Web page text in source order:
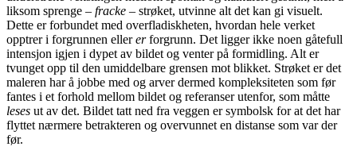
liksom sprenge – fracke – strøket, utvinne alt det kan gi visuelt.
Dette er forbundet med overfladiskheten, hvordan hele verket
opptrer i forgrunnen ellererforgrunn. Det ligger ikke noen gåtefull
intensjon igjen i dypet av bildet og venter på formidling. Alt er
tvunget opp til den umiddelbare grensen mot blikket. Strøket er det
maleren har å jobbe med og arver dermed kompleksiteten som før
fantes i et forhold mellom bildet og referanser utenfor, som måtte
leses ut av det. Bildet tatt ned fra veggen er symbolsk for at det har
flyttet nærmere betrakteren og overvunnet en distanse som var der
før.